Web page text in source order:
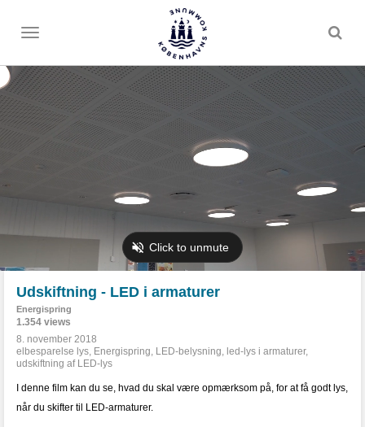
Toggle
Udskiftning - LED i armaturer
Energispring
1.354 views
8. november 2018
elbesparelse lys, Energispring, LED-belysning, led-lys i armaturer,
udskiftning af LED-lys
I denne film kan du se, hvad du skal være opmærksom på, for at få godt lys,
når du skifter til LED-armaturer.